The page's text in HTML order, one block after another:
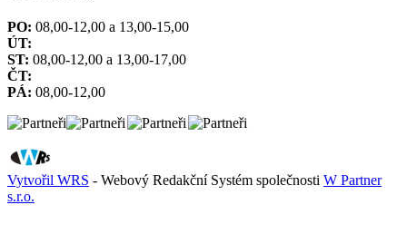
PO: 08,00-12,00 a 13,00-15,00
ÚT:
ST: 08,00-12,00 a 13,00-17,00
ČT:
PÁ: 08,00-12,00
Vytvořil WRS - Webový Redakční Systém společnosti W Partner
s.r.o.